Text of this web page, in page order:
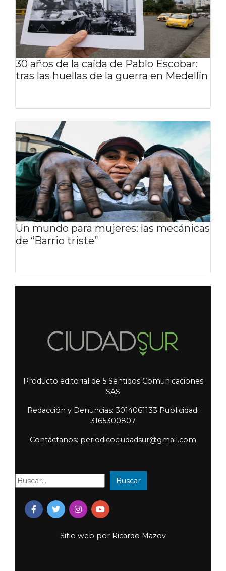
30 años de la caída de Pablo Escobar:
tras las huellas de la guerra en Medellín
Un mundo para mujeres: las mecánicas
de “Barrio triste”
Producto editorial de 5 Sentidos Comunicaciones
SAS
Redacción y Denuncias: 3014061133 Publicidad:
3165300807
Contáctanos: periodicociudadsur@gmail.com
Buscar: Buscar
Sitio web por Ricardo Mazov